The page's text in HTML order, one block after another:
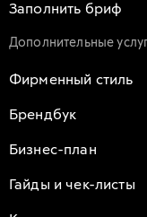
Заполнить бриф
Дополнительные
Фирменный стиль
Брендбук
Бизнес-план
Гайды и чек-листы